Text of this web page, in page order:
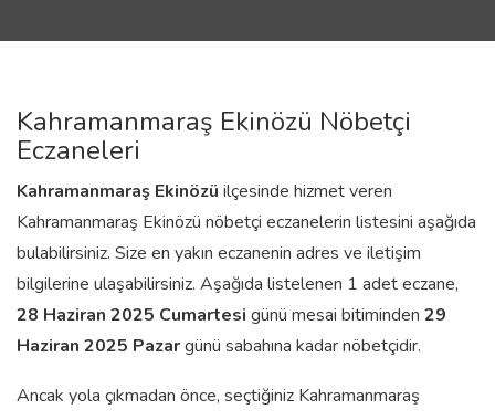
Kahramanmaraş Ekinözü Nöbetçi
Eczaneleri
Kahramanmaraş Ekinözü ilçesinde hizmet veren
Kahramanmaraş Ekinözü nöbetçi eczanelerin listesini aşağıda
bulabilirsiniz. Size en yakın eczanenin adres ve iletişim
bilgilerine ulaşabilirsiniz. Aşağıda listelenen 1 adet eczane,
28 Haziran 2025 Cumartesi günü mesai bitiminden 29
Haziran 2025 Pazargünü sabahına kadar nöbetçidir.
Ancak yola çıkmadan önce, seçtiğiniz Kahramanmaraş